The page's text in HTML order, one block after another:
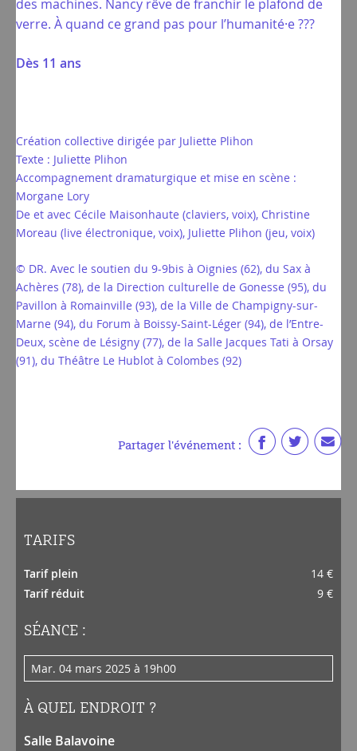
des machines. Nancy rêve de franchir le plafond de
verre. À quand ce grand pas pour l’humanité·e ???
Dès 11 ans
Création collective dirigée par Juliette Plihon
Texte : Juliette Plihon
Accompagnement dramaturgique et mise en scène :
Morgane Lory
De et avec Cécile Maisonhaute (claviers, voix), Christine
Moreau (live électronique, voix), Juliette Plihon (jeu, voix)
© DR. Avec le soutien du 9-9bis à Oignies (62), du Sax à
Achères (78), de la Direction culturelle de Gonesse (95), du
Pavillon à Romainville (93), de la Ville de Champigny-sur-
Marne (94), du Forum à Boissy-Saint-Léger (94), de l’Entre-
Deux, scène de Lésigny (77), de la Salle Jacques Tati à Orsay
(91), du Théâtre Le Hublot à Colombes (92)
Partager l'événement :
TARIFS
Tarif plein
14 €
Tarif réduit
9 €
SÉANCE :
mar. 04 mars 2025 à 19h00
À QUEL ENDROIT ?
Salle Balavoine